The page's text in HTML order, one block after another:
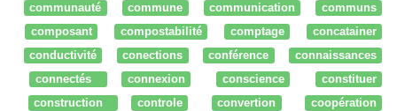
communauté
commune communication
communs
composant
compostabilité comptage
concatainer
conductivité
conections conférence
connaissances
connectés
connexion conscience
constituer
construction
controle convertion
coopération